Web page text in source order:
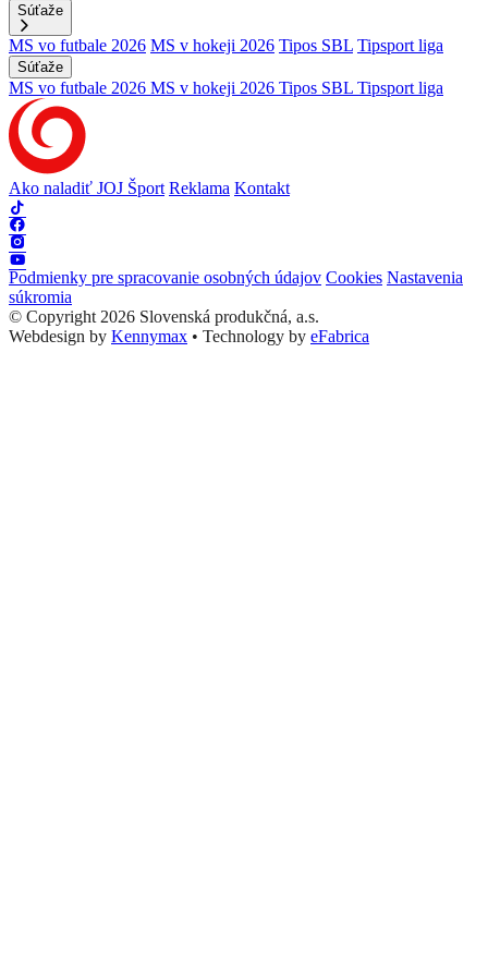
Súťaže
MS vo futbale 2026 MS v hokeji 2026 Tipos SBL Tipsport liga
Súťaže
MS vo futbale 2026 MS v hokeji 2026 Tipos SBL Tipsport liga
Ako naladiť JOJ Šport Reklama Kontakt
Podmienky pre spracovanie osobných údajov Cookies Nastavenia
súkromia
© Copyright 2026 Slovenská produkčná, a.s.
Webdesign by Kennymax • Technology by eFabrica